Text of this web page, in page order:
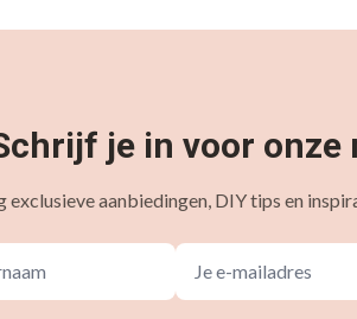
je in voor onze
exclusieve aanbiedingen, DIY tips en